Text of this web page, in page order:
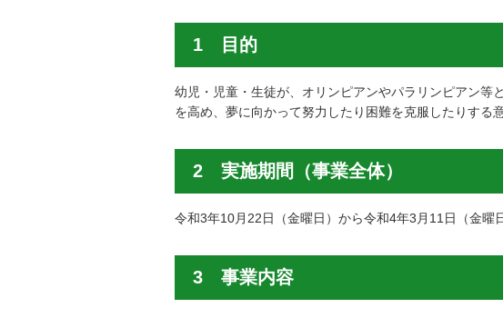
1 目的
幼児・児童・生徒が、オリンピアンやパラリンピアン等
を高め、夢に向かって努力したり困難を克服したりす
2 実施期間（事業全体）
令和3年10月22日（金曜日）から令和4年3月11日（金曜
3 事業内容